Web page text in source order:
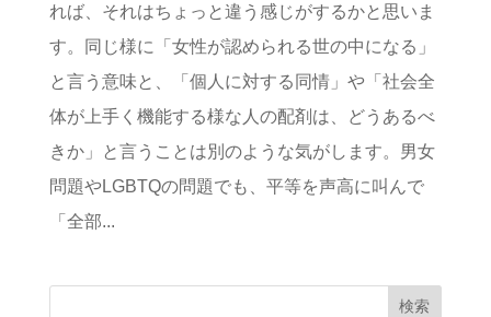
れば、それはちょっと違う感じがするかと思いま
す。同じ様に「女性が認められる世の中になる」
と言う意味と、「個人に対する同情」や「社会全
体が上手く機能する様な人の配剤は、どうあるべ
きか」と言うことは別のような気がします。男女
問題やLGBTQの問題でも、平等を声高に叫んで
「全部...
検索